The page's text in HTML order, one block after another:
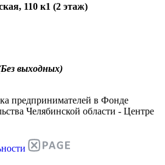
110 к1 (2 этаж)
выходных)
предпринимателей в Фонде
Челябинской области - Центре